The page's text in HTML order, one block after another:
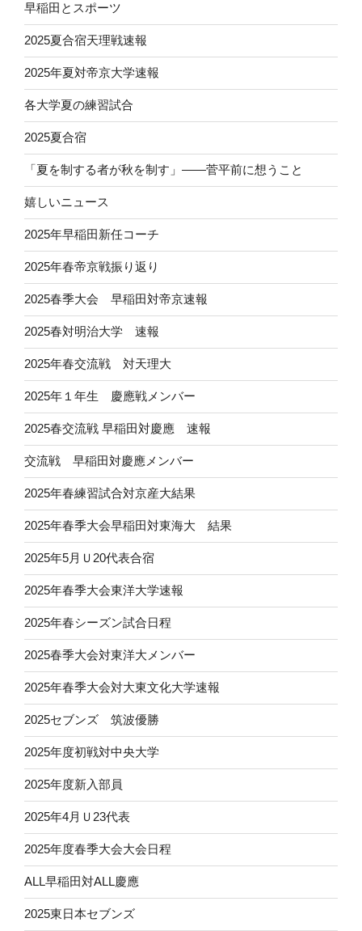
早稲田とスポーツ
2025夏合宿天理戦速報
2025年夏対帝京大学速報
各大学夏の練習試合
2025夏合宿
「夏を制する者が秋を制す」——菅平前に想うこと
嬉しいニュース
2025年早稲田新任コーチ
2025年春帝京戦振り返り
2025春季大会 早稲田対帝京速報
2025春対明治大学 速報
2025年春交流戦 対天理大
2025年１年生 慶應戦メンバー
2025春交流戦 早稲田対慶應 速報
交流戦 早稲田対慶應メンバー
2025年春練習試合対京産大結果
2025年春季大会早稲田対東海大 結果
2025年5月Ｕ20代表合宿
2025年春季大会東洋大学速報
2025年春シーズン試合日程
2025春季大会対東洋大メンバー
2025年春季大会対大東文化大学速報
2025セブンズ 筑波優勝
2025年度初戦対中央大学
2025年度新入部員
2025年4月Ｕ23代表
2025年度春季大会大会日程
ALL早稲田対ALL慶應
2025東日本セブンズ